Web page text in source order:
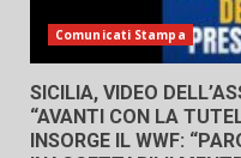
Comunicati Stampa
SICILIA, VIDEO
“AVANTI CON LA
INSORGE IL WWF: